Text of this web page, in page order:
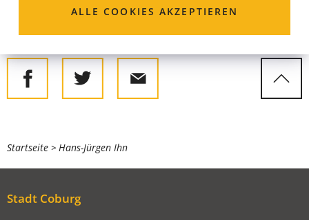
ALLE COOKIES AKZEPTIEREN
Seite teilen
Sie
befinden
sich
Startseite Hans-Jürgen Ihn
Stadt Coburg